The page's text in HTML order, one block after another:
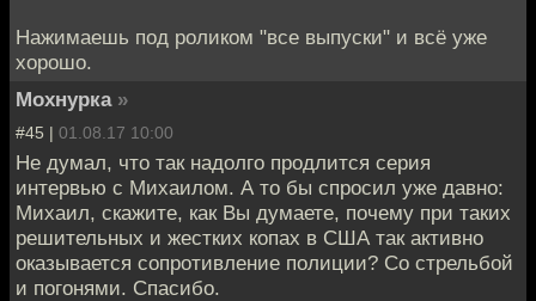
Нажимаешь под роликом "все выпуски" и всё уже
хорошо.
Мохнурка »
#45 | 01.08.17 10:00
Не думал, что так надолго продлится серия
интервью с Михаилом. А то бы спросил уже давно:
Михаил, скажите, как Вы думаете, почему при таких
решительных и жестких копах в США так активно
оказывается сопротивление полиции? Со стрельбой
и погонями. Спасибо.